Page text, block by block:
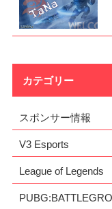
カテゴリー
スポンサー情報
V3 Esports
League of Legends